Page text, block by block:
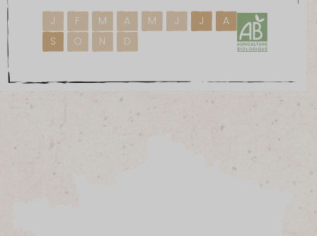
J F M A M J J
A
S
O N D